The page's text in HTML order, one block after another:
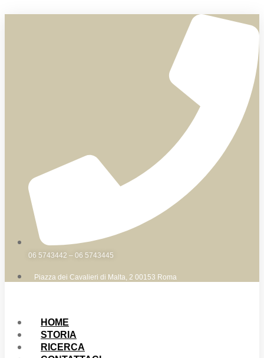
06 5743442 – 06 5743445
Piazza dei Cavalieri di Malta, 2 00153 Roma
HOME
STORIA
RICERCA